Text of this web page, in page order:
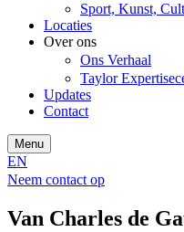
Sport, Kunst,
Locaties
Over ons
Ons Verhaal
Taylor
Updates
Contact
Menu
EN
Neem contact op
Van Charles de